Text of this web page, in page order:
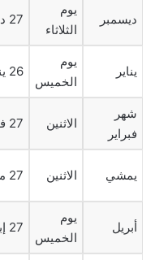
ديسمبر
يوم
الثلاثاء
27 ديسمبر 2022م
يناير
يوم
الخميس
26 يناير 2023م
شهر
فبراير
الاثنين 27 فبراير 2023م
يمشي الاثنين 27 مارس 2023م
أبريل
يوم
الخميس
27 إبريل 2023م